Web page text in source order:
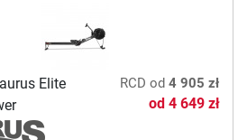
Elite
RCD od 4 905 zł
od 4 649 zł